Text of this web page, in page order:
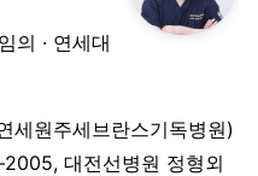
의 · 연세대
세원주세브란스기독병원)
대전선병원 정형외